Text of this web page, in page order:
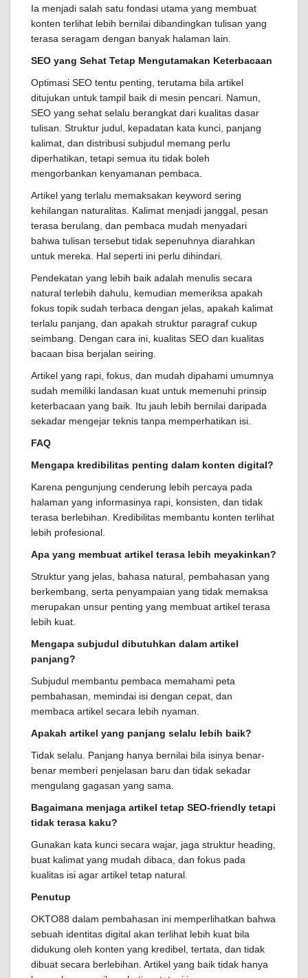
Ia menjadi salah satu fondasi utama yang membuat
konten terlihat lebih bernilai dibandingkan tulisan yang
terasa seragam dengan banyak halaman lain.
SEO yang Sehat Tetap Mengutamakan Keterbacaan
Optimasi SEO tentu penting, terutama bila artikel
ditujukan untuk tampil baik di mesin pencari. Namun,
SEO yang sehat selalu berangkat dari kualitas dasar
tulisan. Struktur judul, kepadatan kata kunci, panjang
kalimat, dan distribusi subjudul memang perlu
diperhatikan, tetapi semua itu tidak boleh
mengorbankan kenyamanan pembaca.
Artikel yang terlalu memaksakan keyword sering
kehilangan naturalitas. Kalimat menjadi janggal, pesan
terasa berulang, dan pembaca mudah menyadari
bahwa tulisan tersebut tidak sepenuhnya diarahkan
untuk mereka. Hal seperti ini perlu dihindari.
Pendekatan yang lebih baik adalah menulis secara
natural terlebih dahulu, kemudian memeriksa apakah
fokus topik sudah terbaca dengan jelas, apakah kalimat
terlalu panjang, dan apakah struktur paragraf cukup
seimbang. Dengan cara ini, kualitas SEO dan kualitas
bacaan bisa berjalan seiring.
Artikel yang rapi, fokus, dan mudah dipahami umumnya
sudah memiliki landasan kuat untuk memenuhi prinsip
keterbacaan yang baik. Itu jauh lebih bernilai daripada
sekadar mengejar teknis tanpa memperhatikan isi.
FAQ
Mengapa kredibilitas penting dalam konten digital?
Karena pengunjung cenderung lebih percaya pada
halaman yang informasinya rapi, konsisten, dan tidak
terasa berlebihan. Kredibilitas membantu konten terlihat
lebih profesional.
Apa yang membuat artikel terasa lebih meyakinkan?
Struktur yang jelas, bahasa natural, pembahasan yang
berkembang, serta penyampaian yang tidak memaksa
merupakan unsur penting yang membuat artikel terasa
lebih kuat.
Mengapa subjudul dibutuhkan dalam artikel
panjang?
Subjudul membantu pembaca memahami peta
pembahasan, memindai isi dengan cepat, dan
membaca artikel secara lebih nyaman.
Apakah artikel yang panjang selalu lebih baik?
Tidak selalu. Panjang hanya bernilai bila isinya benar-
benar memberi penjelasan baru dan tidak sekadar
mengulang gagasan yang sama.
Bagaimana menjaga artikel tetap SEO-friendly tetapi
tidak terasa kaku?
Gunakan kata kunci secara wajar, jaga struktur heading,
buat kalimat yang mudah dibaca, dan fokus pada
kualitas isi agar artikel tetap natural.
Penutup
OKTO88 dalam pembahasan ini memperlihatkan bahwa
sebuah identitas digital akan terlihat lebih kuat bila
didukung oleh konten yang kredibel, tertata, dan tidak
dibuat secara berlebihan. Artikel yang baik tidak hanya